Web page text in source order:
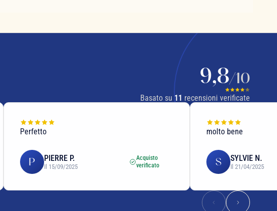
9,8/10
Basato su11 recensioni verificate
Perfetto
P PIERRE P.
Il 15/09/2025
Acquisto
verificato
molto bene
S SYLVIE N.
Il 21/04/2025